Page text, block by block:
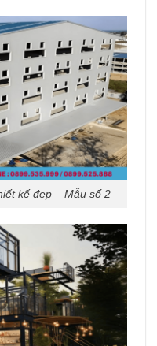
kế đẹp – Mẫu số 2